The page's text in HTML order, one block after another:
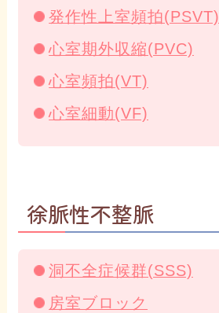
発作性上室頻拍(PSVT)
心室期外収縮(PVC)
心室頻拍(VT)
心室細動(VF)
徐脈性不整脈
洞不全症候群(SSS)
房室ブロック